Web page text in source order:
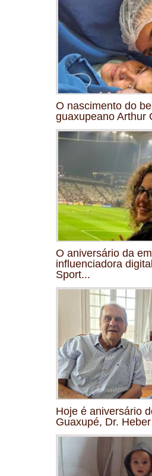
O nascimento do
guaxupeano Arthur
O aniversário da
influenciadora
Sport...
Hoje é aniversário
Guaxupé, Dr.